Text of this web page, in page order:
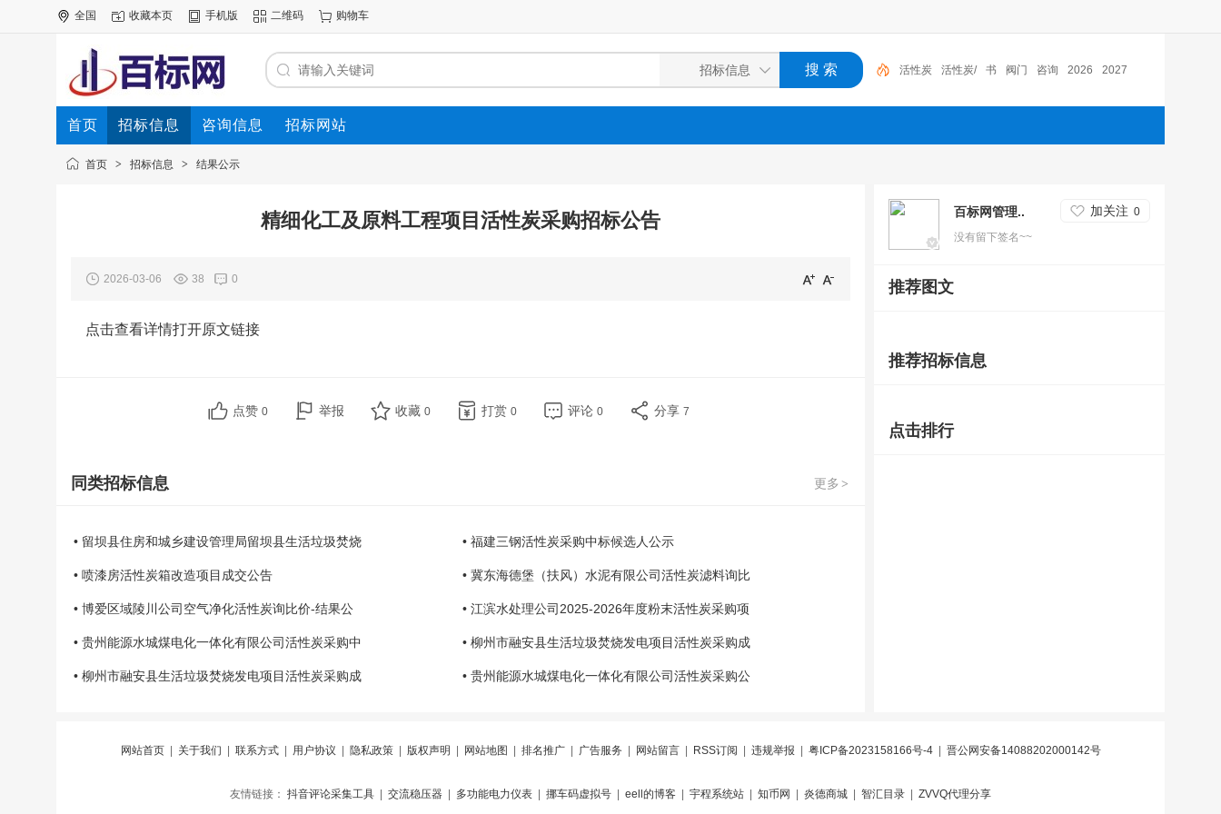
全国 收藏本页 手机版 二维码 购物车
活性炭 活性炭/ 书 阀门 咨询 2026 2027
首页 招标信息 咨询信息 招标网站
首页 > 招标信息 > 结果公示
精细化工及原料工程项目活性炭采购招标公告
2026-03-06 38 0
点击查看详情打开原文链接
点赞 0 举报 收藏 0 打赏 0 评论 0 分享 7
更多 >
同类招标信息
• 留坝县住房和城乡建设管理局留坝县生活垃圾焚烧 • 福建三钢活性炭采购中标候选人公示
• 喷漆房活性炭箱改造项目成交公告 • 冀东海德堡（扶风）水泥有限公司活性炭滤料询比
• 博爱区域陵川公司空气净化活性炭询比价-结果公 • 江滨水处理公司2025-2026年度粉末活性炭采购项
• 贵州能源水城煤电化一体化有限公司活性炭采购中 • 柳州市融安县生活垃圾焚烧发电项目活性炭采购成
• 柳州市融安县生活垃圾焚烧发电项目活性炭采购成 • 贵州能源水城煤电化一体化有限公司活性炭采购公
百标网管理.. 加关注 0
没有留下签名~~
推荐图文
推荐招标信息
点击排行
网站首页| 关于我们 联系方式| 用户协议 隐私政策| 版权声明 网站地图 排名推广| 广告服务 网站留言| RSS订阅 违规举报 粤ICP备2023158166号-4| 晋公网安备14088202000142号
友情链接： 抖音评论采集工具 交流稳压器 多功能电力仪表 挪车码虚拟号 eell的博客 宇程系统站 知币网 炎德商城 智汇目录 ZVVQ代理分享